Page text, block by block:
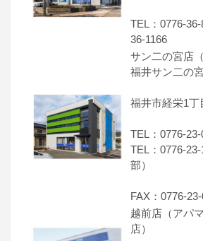
TEL：0776-
36-1166
サン二の宮店
福井サン二の宮
福井市経栄1丁
TEL：0776-
TEL：0776-
部）
FAX：0776-
越前店（アパ
店）